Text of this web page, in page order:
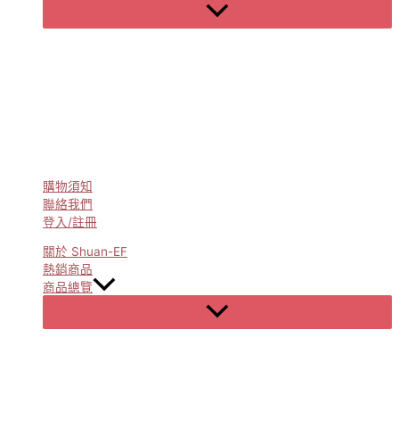
Menu
Toggle
購物須知
聯絡我們
登入/註冊
關於 Shuan-EF
熱銷商品
商品總覽
Menu
Toggle